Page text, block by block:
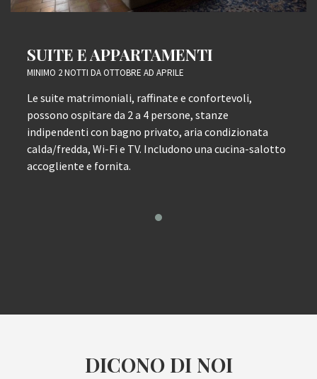
SUITE E APPARTAMENTI
MINIMO 2 NOTTI DA OTTOBRE AD APRILE
Le suite matrimoniali, raffinate e confortevoli,
possono ospitare da 2 a 4 persone, stanze
indipendenti con bagno privato, aria condizionata
calda/fredda, Wi-Fi e TV. Includono una cucina-salotto
accogliente e fornita.
DICONO DI NOI